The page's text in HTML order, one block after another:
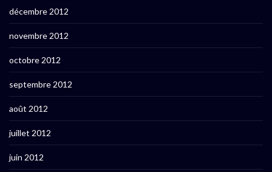
décembre 2012
novembre 2012
octobre 2012
septembre 2012
août 2012
juillet 2012
juin 2012